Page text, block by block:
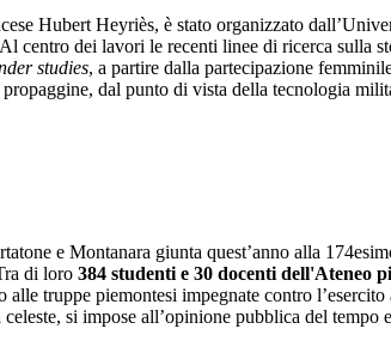
Hubert Heyriès, è stato organizzato
centro dei lavori le recenti linee di ricerca sulla
studies, a partire dalla partecipazione
dal punto di vista della tecnologia
e Montanara giunta quest’anno alla
di loro 384 studenti e 30 docenti dell'Ateneo
alle truppe piemontesi impegnate contro
si impose all’opinione pubblica del